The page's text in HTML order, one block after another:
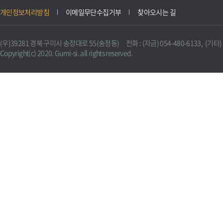
개인정보처리방침 이메일무단수집거부 찾아오시는 길
(우)39281 경북 구미시 송정대로 55(송정동) 전화 : (자금) 054-480-6133, (기타
Copyright(c) 2020. Gumi-si. all rights reserved.